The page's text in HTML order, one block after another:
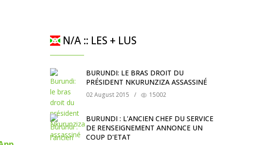
N/A :: LES + LUS
BURUNDI: LE BRAS DROIT DU
PRÉSIDENT NKURUNZIZA ASSASSINÉ
02 August 2015 / 15002
BURUNDI : L'ANCIEN CHEF DU SERVICE
DE RENSEIGNEMENT ANNONCE UN
COUP D'ETAT